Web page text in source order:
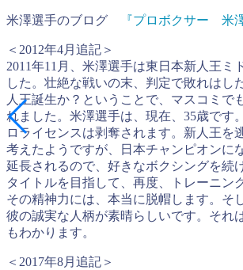
米澤選手のブログ 『プロボクサー 米
＜2012年4月追記＞
2011年11月、米澤選手は東日本新人王ミ
した。壮絶な戦いの末、判定で敗れはし
人王誕生か？ということで、マスコミで
れました。米澤選手は、現在、35歳です
ロライセンスは剥奪されます。新人王を
考えたようですが、日本チャンピオンに
延長されるので、好きなボクシングを続
タイトルを目指して、再度、トレーニン
その精神力には、本当に脱帽します。そ
彼の誠実な人柄が素晴らしいです。それ
もわかります。
＜2017年8月追記＞